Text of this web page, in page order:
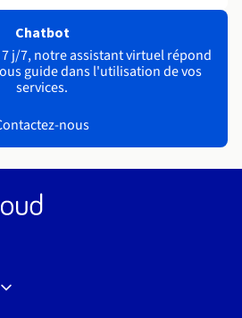
Chatbot
j/7, notre assistant virtuel répond
guide dans l'utilisation de vos
services.
nous